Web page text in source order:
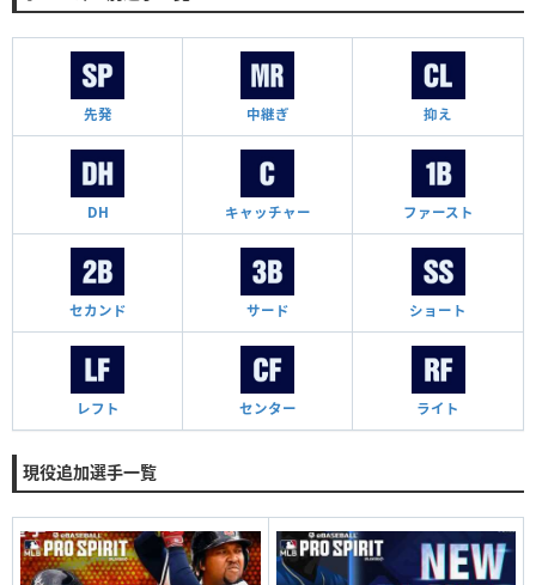
先発 中継ぎ 抑え
DH キャッチャー ファースト
セカンド サード ショート
レフト センター ライト
現役追加選手一覧